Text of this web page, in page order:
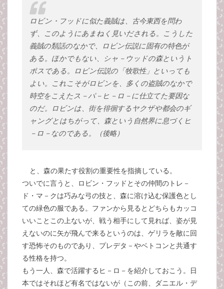
ロビン・フッドに似た義賊は、古今東西を問わ
ず、このようにあまねく見いだされる。こうした
義賊の類話のなかで、ロビン伝説に固有の特色が
ある。ほかでもない、シャ－ウッドの森というト
ポスである。ロビン伝説の「牧歌性」といっても
よい。これこそがロビンを、多くの盗賊のなかで
時空をこえたス－パ－ヒ－ロ－に仕立てた要因な
のだ。ロビンは、街を徘徊するヤクザや都会のギ
ャングとはちがって、森という自然界に息づくヒ
－ロ－なのである。（後略）
と、森の果たす役割の重要性を指摘している。
ついでに言うと、ロビン・フッドとその仲間のトレ－
ド・マ－クは巧みな弓の技と、森に溶け込む保護色とし
ての緑色の服である。ファンから見るとどちらもカッコ
いいことこの上ないが、戦う相手にして見れば、姿が見
えないのに矢が飛んで来るというのは、ゲリラを敵に回
す恐怖そのものであり、プレデタ－やベトコンと共通す
る性格を持つ。
もう一人、森で活躍するヒ－ロ－を紹介しておこう。日
本ではそれほど有名ではないが（この前、ダニエル・デ